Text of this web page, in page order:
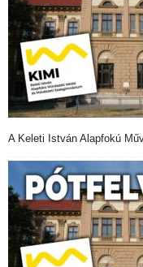
A Keleti István Alapfokú